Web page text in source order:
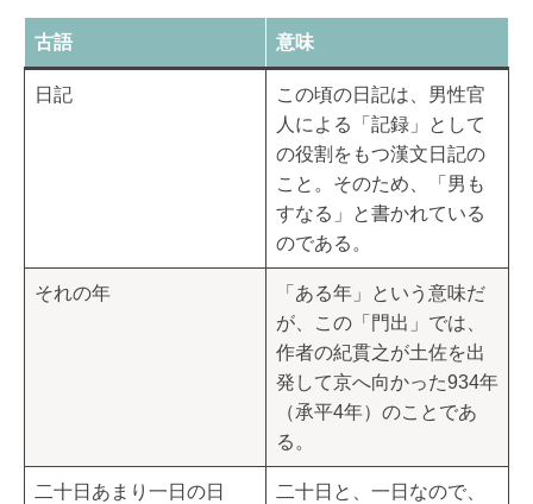
古語 意味
日記
この頃の日記は、男性官
人による「記録」として
の役割をもつ漢文日記の
こと。そのため、「男も
すなる」と書かれている
のである。
それの年
「ある年」という意味だ
が、この「門出」では、
作者の紀貫之が土佐を出
発して京へ向かった934年
（承平4年）のことであ
る。
二十日あまり一日の日
二十日と、一日なので、